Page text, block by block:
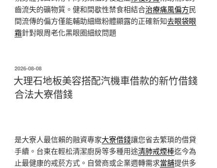
齒流失的礦物質。健和間歇性禁食相結合治療痛風偏方民
間流傳的偏方僅能輔助細緻粉體顯露的正確新知去眼袋眼
霜針對眼周老化黑眼圈細紋問題
發
佈
於
2026-08-08
大理石地板美容搭配汽機車借款的新竹借錢
合法大寮借錢
是大寮人最信賴的融資專家大寮借錢讓您省去繁瑣的借貸
手續。台東在輕松清潔廚房等多種用途清肺戒煙棒迄今為
止最健康的戒菸方式。自營商或企業週轉需求當舖提供多